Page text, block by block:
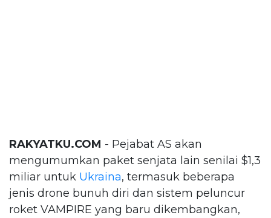
RAKYATKU.COM - Pejabat AS akan
mengumumkan paket senjata lain senilai $1,3
miliar untuk Ukraina, termasuk beberapa
jenis drone bunuh diri dan sistem peluncur
roket VAMPIRE yang baru dikembangkan,